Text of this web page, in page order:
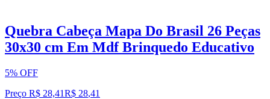
Quebra Cabeça Mapa Do Brasil 26 Peças
30x30 cm Em Mdf Brinquedo Educativo
5% OFF
Preço R$ 28,41R$ 28,41